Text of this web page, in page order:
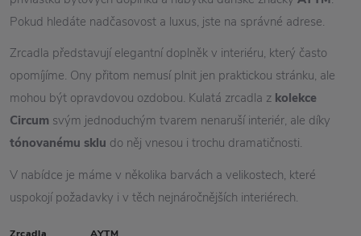
Pokud hledáte nadčasovost a luxus, jste na správné adrese.
Zrcadla představují elegantní doplněk v interiéru, který často
opomíjíme. Ony přitom nemusí plnit jen praktickou stránku, ale
mohou být opravdovou ozdobou. Kulatá zrcadla z kolekce
Circum svým jednoduchým tvarem nenaruší interiér, ale díky
tónovanému sklu do něj vnesou i trochu dramatičnosti.
V nabídce je máme v několika barvách a velikostech, které
uspokojí požadavky i v těch nejnáročnějších interiérech.
Zrcadla AYTM